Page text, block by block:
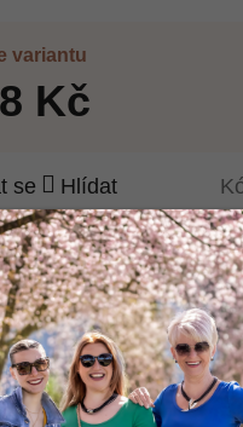
variantu
Kč
přes prsa v klidu -
rukáv od konce
44-52 cm, 2x 40- 46, 61
se Hlídat
na